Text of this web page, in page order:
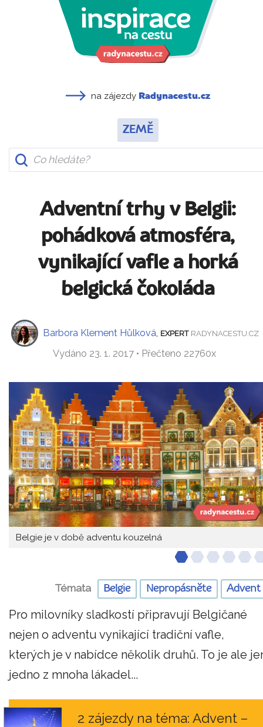
na zájezdy Radynacestu.cz
ZEMĚ
Adventní trhy v Belgii:
pohádková atmosféra,
vynikající vafle a horká
belgická čokoláda
Barbora Klement Hůlková EXPERT RADYNACESTU.CZ
Vydáno 23. 1. 2017 • Přečteno 22760x
Belgie je v době adventu kouzelná
Témata Belgie Nepropásněte Advent
Pro milovníky sladkostí připravují Belgičané
nejen o adventu vynikající tradiční vafle,
kterých je v nabídce několik druhů. To je ale
jedno z mnoha lákadel...
2 zájezdy na téma: Advent –